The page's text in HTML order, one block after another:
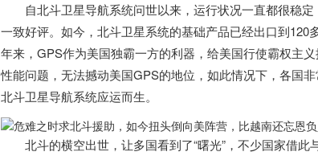
自北斗卫星导航系统问世以来，运行状况一直都很稳
一致好评。如今，北斗卫星系统的基础产品已经出口到
年来，GPS作为美国独霸一方的利器，给美国行使霸权主
性能问题，无法撼动美国GPS的地位，如此情况下，各国
北斗卫星导航系统应运而生。
北斗的横空出世，让多国看到了“曙光”，不少国家借